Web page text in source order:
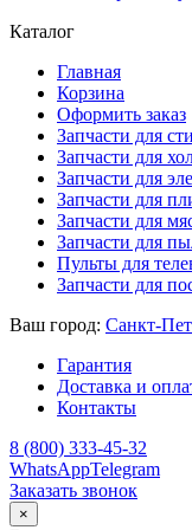
Каталог
Главная
Корзина
Оформить заказ
Запчасти для
Запчасти для
Запчасти для
Запчасти для
Запчасти для
Запчасти для
Пульты для
Запчасти для
Ваш город: Санкт-
Гарантия
Доставка и
Контакты
8 (800) 333-45-32
WhatsAppTelegram
Заказать звонок
×